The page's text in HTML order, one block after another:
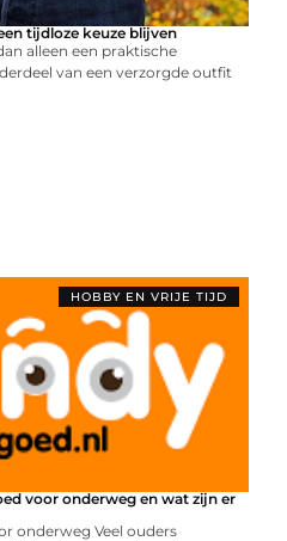
tijdloze keuze blijven
alleen een praktische
van een verzorgde outfit
HOBBY EN VRIJE TIJD
voor onderweg en wat zijn er
onderweg Veel ouders